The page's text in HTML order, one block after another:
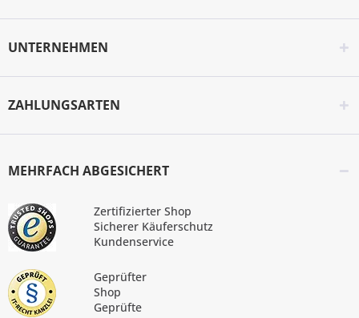
UNTERNEHMEN
ZAHLUNGSARTEN
MEHRFACH ABGESICHERT
Zertifizierter Shop
Sicherer Käuferschutz
Kundenservice
Geprüfter
Shop
Geprüfte